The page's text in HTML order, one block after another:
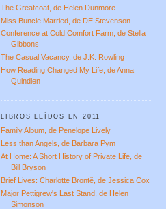
The Greatcoat, de Helen Dunmore
Miss Buncle Married, de DE Stevenson
Conference at Cold Comfort Farm, de Stella
Gibbons
The Casual Vacancy, de J.K. Rowling
How Reading Changed My Life, de Anna
Quindlen
LIBROS LEÍDOS EN 2011
Family Album, de Penelope Lively
Less than Angels, de Barbara Pym
At Home: A Short History of Private Life, de
Bill Bryson
Brief Lives: Charlotte Brontë, de Jessica Cox
Major Pettigrew's Last Stand, de Helen
Simonson